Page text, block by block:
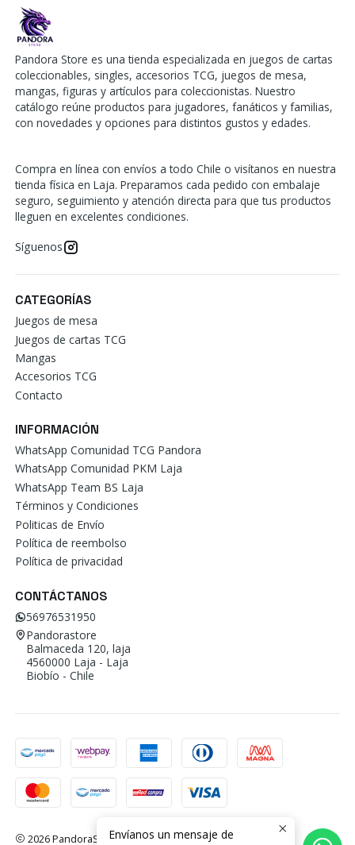
Pandora Store es una tienda especializada en juegos de cartas
coleccionables, singles, accesorios TCG, juegos de mesa,
mangas, figuras y artículos para coleccionistas. Nuestro
catálogo reúne productos para jugadores, fanáticos y familias,
con novedades y opciones para distintos gustos y edades.
Compra en línea con envíos a todo Chile o visítanos en nuestra
tienda física en Laja. Preparamos cada pedido con embalaje
seguro, seguimiento y atención directa para que tus productos
lleguen en excelentes condiciones.
Síguenos
CATEGORÍAS
Juegos de mesa
Juegos de cartas TCG
Mangas
Accesorios TCG
Contacto
INFORMACIÓN
WhatsApp Comunidad TCG Pandora
WhatsApp Comunidad PKM Laja
WhatsApp Team BS Laja
Términos y Condiciones
Politicas de Envío
Política de reembolso
Política de privacidad
CONTÁCTANOS
56976531950
Pandorastore
Balmaceda 120, laja
4560000 Laja - Laja
Biobío - Chile
2026 PandoraStore.Envíanos un mensaje de